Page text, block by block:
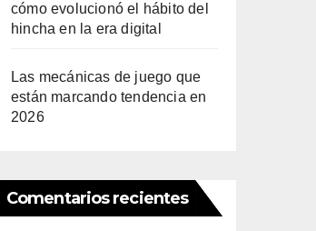
cómo evolucionó el hábito del
hincha en la era digital
Las mecánicas de juego que
están marcando tendencia en
2026
Comentarios recientes